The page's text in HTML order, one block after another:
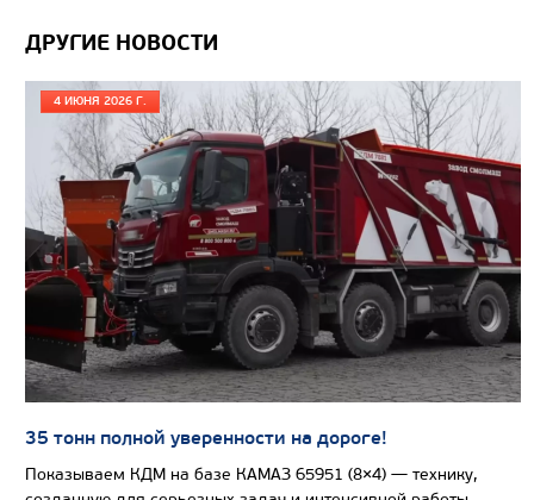
ДРУГИЕ НОВОСТИ
4 ИЮНЯ 2026 Г.
35 тонн полной уверенности на дороге!
Показываем КДМ на базе КАМАЗ 65951 (8×4) — технику,